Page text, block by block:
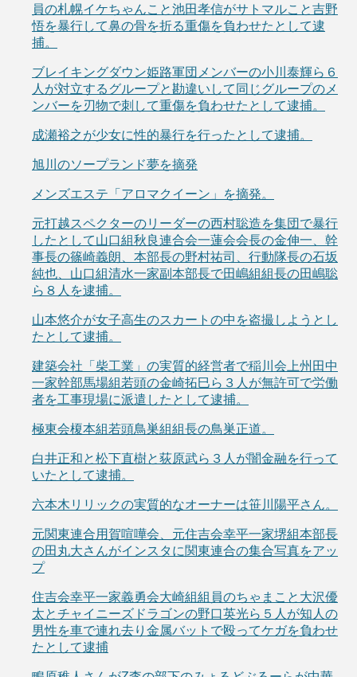
員の札幌イケちゃんこと池田孝信がサトマルこと吉野
悟を暴行して鼻の骨を折る重傷を負わせたとして逮
捕。
ブレイキングダウン姫路軍団メンバーの小川泰輝ら６
人が対立するグループと勘違いして同じグループのメ
ンバーを刃物で刺して重傷を負わせたとして逮捕。
成瀬裕之が少女に性的暴行を行ったとして逮捕。
旭川のソープランド夢を摘発
メンズエステ「アロマクイーン」を摘発。
元打越スペクターのリーダーの西村聡造を集団で暴行
したとして山口組秋良連合会一蓮会会長の金伸一、幹
事長の篠崎義朗、本部長の野村祐司、行動隊長の石坂
純也、山口組清水一家副本部長で田嶋組組長の田嶋聡
ら８人を逮捕。
山本悠介が女子高生のスカートの中を盗撮しようとし
たとして逮捕。
建築会社「柴工業」の実質的経営者で稲川会上州田中
一家幹部馬場組若頭の金崎拓巳ら３人が無許可で労働
者を工事現場に派遣したとして逮捕。
極東会榎本組若頭鳥巣組組長の鳥巣正道。
白井正和と松下直樹と荻原武ら３人が闇金融を行って
いたとして逮捕。
六本木リリックの実質的なオーナーは笹川陽平さん。
元関東連合用賀喧嘩会、元住吉会幸平一家堺組本部長
の田丸大さんがインスタに関東連合の集合写真をアッ
プ
住吉会幸平一家義勇会大崎組組員のちゃまこと大沢優
太とチャイニーズドラゴンの野口英光ら５人が知人の
男性を車で連れ去り金属バットで殴ってケガを負わせ
たとして逮捕